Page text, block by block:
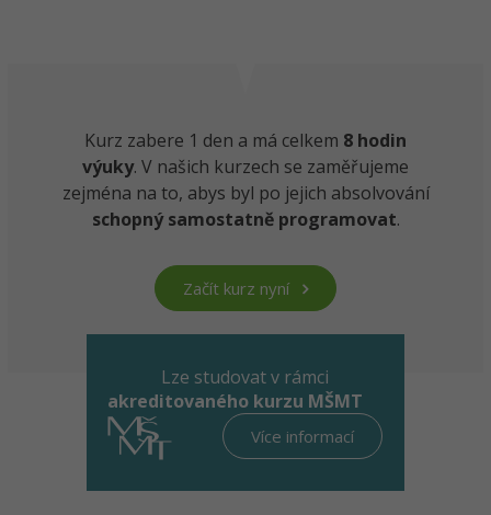
Kurz zabere 1 den a má celkem 8 hodin
výuky. V našich kurzech se zaměřujeme
zejména na to, abys byl po jejich absolvování
schopný samostatně programovat.
Začít kurz nyní
Lze studovat v rámci
akreditovaného kurzu MŠMT
Více informací